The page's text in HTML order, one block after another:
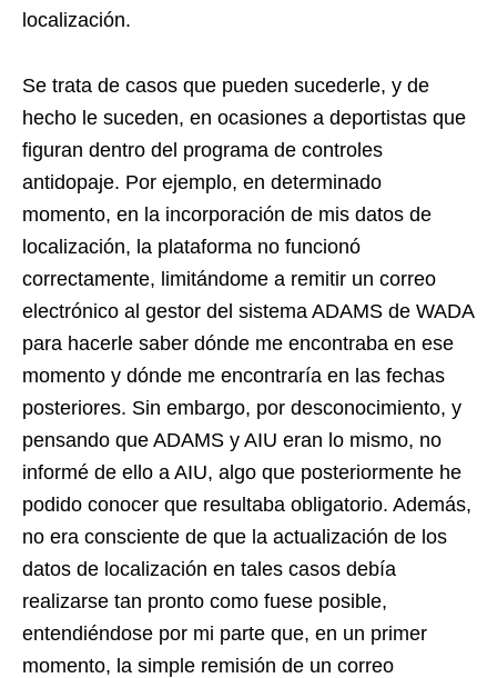
localización.
Se trata de casos que pueden sucederle, y de
hecho le suceden, en ocasiones a deportistas que
figuran dentro del programa de controles
antidopaje. Por ejemplo, en determinado
momento, en la incorporación de mis datos de
localización, la plataforma no funcionó
correctamente, limitándome a remitir un correo
electrónico al gestor del sistema ADAMS de WADA
para hacerle saber dónde me encontraba en ese
momento y dónde me encontraría en las fechas
posteriores. Sin embargo, por desconocimiento, y
pensando que ADAMS y AIU eran lo mismo, no
informé de ello a AIU, algo que posteriormente he
podido conocer que resultaba obligatorio. Además,
no era consciente de que la actualización de los
datos de localización en tales casos debía
realizarse tan pronto como fuese posible,
entendiéndose por mi parte que, en un primer
momento, la simple remisión de un correo